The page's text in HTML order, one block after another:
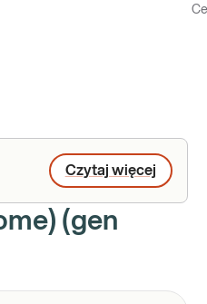
Czytaj więcej
(gen